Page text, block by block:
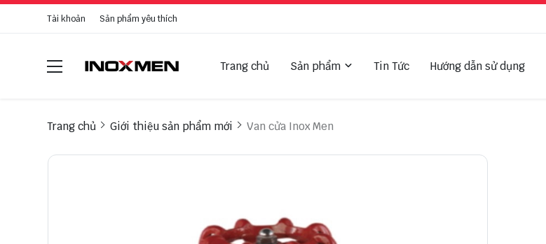
Tài khoản Sản phẩm yêu thích
Trang chủ Sản phẩm Tin Tức Hướng dẫn sử dụng
Trang chủ Giới thiệu sản phẩm mới Van cửa Inox Men